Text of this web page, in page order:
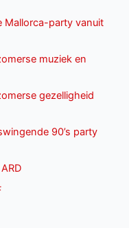
Mallorca-party vanuit
muziek en
gezelligheid
90’s party